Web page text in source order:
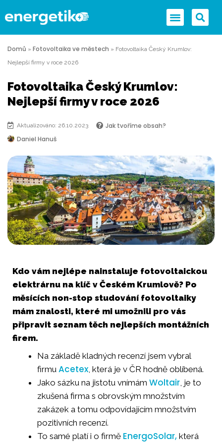
Domů » Fotovoltaika ve městech » Fotovoltaika Český Krumlov:
Nejlepší firmy v roce 2026
Fotovoltaika Český Krumlov:
Nejlepší firmy v roce 2026
Aktualizováno: 26.10.2023
Jak tvoříme obsah?
Daniel Hanuš
Kdo vám nejlépe nainstaluje fotovoltaickou
elektrárnu na klíč v Českém Krumlově? Po
měsících non-stop studování fotovoltaiky
mám znalosti, které mi umožnili pro vás
připravit seznam těch nejlepších montážních
firem.
Na základě kladných recenzí jsem vybral
firmu Acetex, která je v ČR hodně oblíbená.
Jako sázku na jistotu vnímám Woltair, je to
zkušená firma s obrovským množstvím
zakázek a tomu odpovídajícím množstvím
pozitivních recenzí.
To samé platí i o firmě EnergoSolar, která